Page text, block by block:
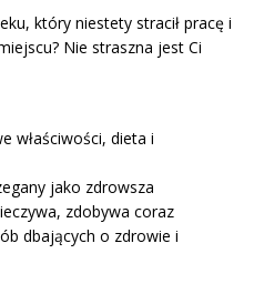
który niestety stracił pracę i
Nie straszna jest Ci
właściwości, dieta i
jako zdrowsza
zdobywa coraz
dbających o zdrowie i